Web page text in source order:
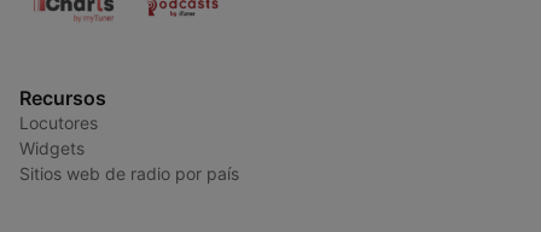
Recursos
Locutores
Widgets
Sitios web de radio por país